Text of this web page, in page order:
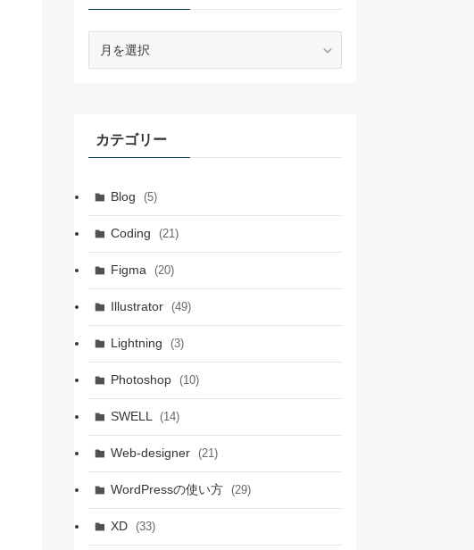
稿カテゴリー
Blog (5)
Coding (21)
Figma (20)
Illustrator (49)
Lightning (3)
Photoshop (10)
SWELL (14)
Web-designer (21)
WordPressの使い方 (29)
XD (33)